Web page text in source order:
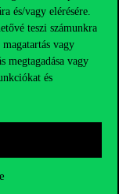
és/vagy elérésére.
teszi számunkra
vagy
megtagadása vagy
és